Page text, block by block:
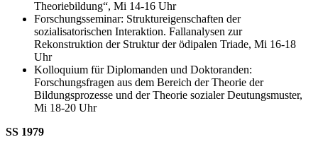
Theoriebildung“, Mi 14-16 Uhr
Forschungsseminar: Struktureigenschaften der
sozialisatorischen Interaktion. Fallanalysen zur
Rekonstruktion der Struktur der ödipalen Triade, Mi 16-18
Uhr
Kolloquium für Diplomanden und Doktoranden:
Forschungsfragen aus dem Bereich der Theorie der
Bildungsprozesse und der Theorie sozialer Deutungsmuster,
Mi 18-20 Uhr
SS 1979